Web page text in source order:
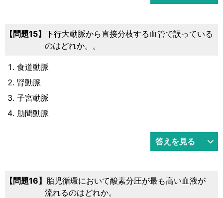
15
下行大動脈から直接分枝する血管で誤っている
のはどれか。。
食道動脈
腎動脈
子宮動脈
肋間動脈
答えを見る
16
胎児循環において酸素分圧が最も高い血液が
流れるのはどれか。